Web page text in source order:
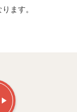
ます。